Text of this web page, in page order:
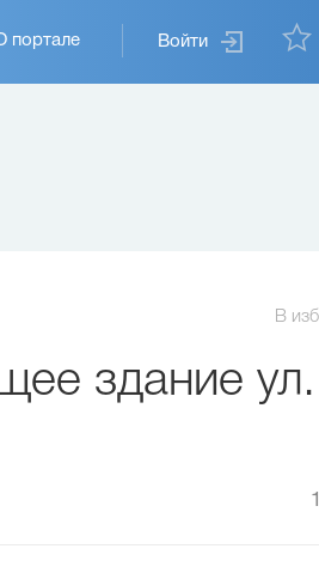
Войти
портале
В
здание